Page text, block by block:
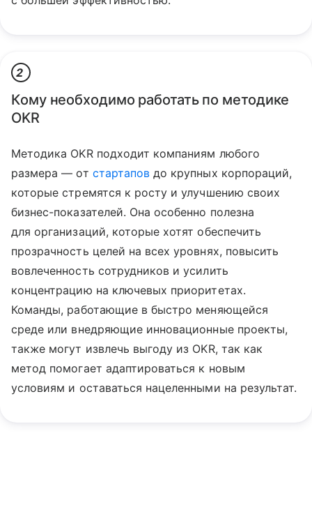
2
Кому необходимо работать по методике
OKR
Методика OKR подходит компаниям любого
размера — от стартапов до крупных корпораций,
которые стремятся к росту и улучшению своих
бизнес-показателей. Она особенно полезна
для организаций, которые хотят обеспечить
прозрачность целей на всех уровнях, повысить
вовлеченность сотрудников и усилить
концентрацию на ключевых приоритетах.
Команды, работающие в быстро меняющейся
среде или внедряющие инновационные проекты,
также могут извлечь выгоду из OKR, так как
метод помогает адаптироваться к новым
условиям и оставаться нацеленными на результат.